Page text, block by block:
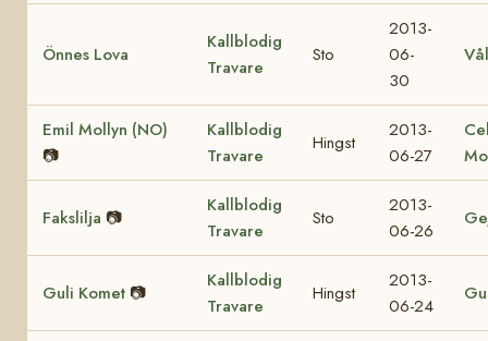
Önnes Lova
Kallblodig
Travare
Sto
2013-
06-
30
Emil Mollyn (NO)
📷
Kallblodig
Travare
Hingst
2013-
06-27
Fakslilja 📷
Kallblodig
Travare
Sto
2013-
06-26
Guli Komet 📷
Kallblodig
Travare
Hingst
2013-
06-24